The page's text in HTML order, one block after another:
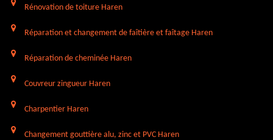
Rénovation de toiture Haren
Réparation et changement de faîtière et faîtage Haren
Réparation de cheminée Haren
Couvreur zingueur Haren
Charpentier Haren
Changement gouttière alu, zinc et PVC Haren